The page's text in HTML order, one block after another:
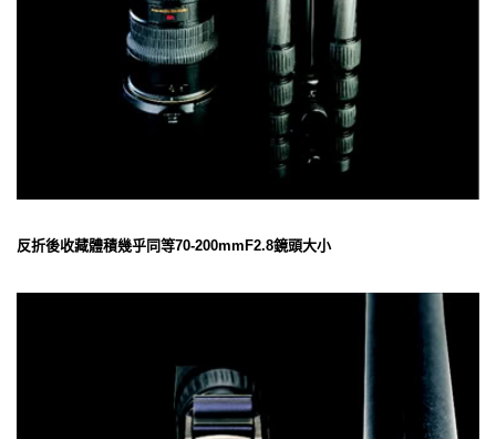
反折後收藏體積幾乎同等70-200mmF2.8鏡頭大小